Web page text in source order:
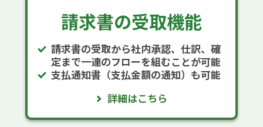
請求書の受取機能
請求書の受取から社内承認、仕訳、確
定まで一連のフローを組むことが可能
支払通知書（支払金額の通知）も可能
詳細はこちら